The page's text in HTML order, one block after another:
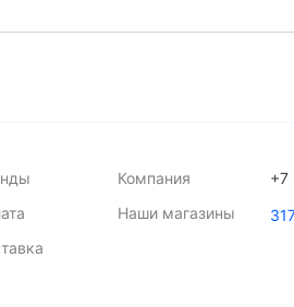
Компания
Наши магазины
+7